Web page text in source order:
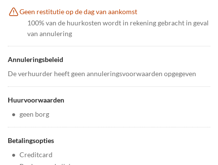
Geen restitutie op de dag van aankomst
100% van de huurkosten wordt in rekening gebracht in geval
van annulering
Annuleringsbeleid
De verhuurder heeft geen annuleringsvoorwaarden opgegeven
Huurvoorwaarden
• geen borg
Betalingsopties
• Creditcard